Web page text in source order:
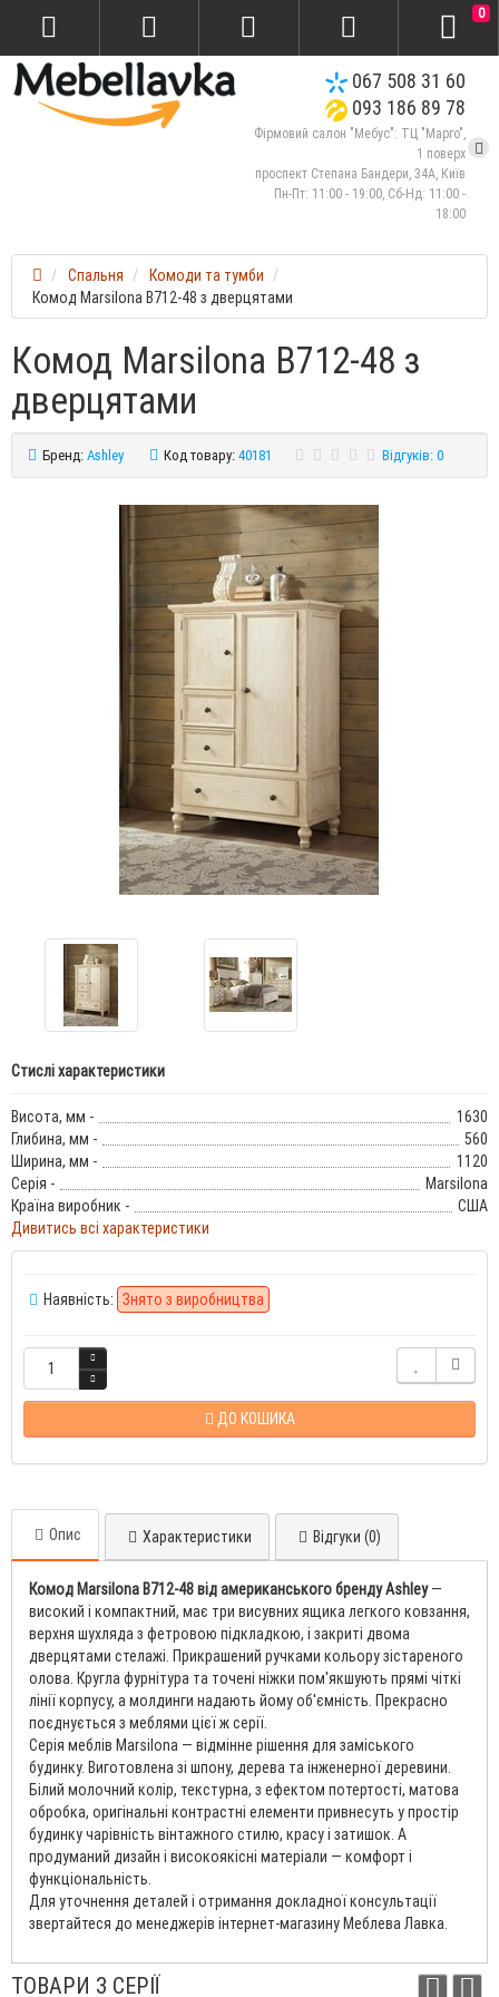
067 508 31 60
093 186 89 78
Фірмовий салон "Мебус": ТЦ "Марго",
1 поверх
проспект Степана Бандери, 34А, Київ
Пн-Пт: 11:00 - 19:00, Сб-Нд: 11:00 -
18:00
0
Спальня
Комоди та тумби
Комод Marsilona B712-48 з дверцятами
Комод Marsilona B712-48 з
дверцятами
Бренд:Ashley Код товару:40181 Відгуків: 0
Стислі характеристики
Висота, мм -
1630
Глибина, мм -
560
Ширина, мм -
1120
Серія -
Marsilona
Країна виробник -
США
Дивитись всі характеристики
Наявність: Знято з виробництва
ДО КОШИКА
Опис Характеристики Відгуки (0)
Комод Marsilona B712-48 від американського бренду Ashley—
високий і компактний, має три висувних ящика легкого ковзання,
верхня шухляда з фетровою підкладкою, і закриті двома
дверцятами стелажі. Прикрашений ручками кольору зістареного
олова. Кругла фурнітура та точені ніжки пом'якшують прямі чіткі
лінії корпусу, а молдинги надають йому об'ємність. Прекрасно
поєднується з меблями цієї ж серії.
Серія меблів Marsilona — відмінне рішення для заміського
будинку. Виготовлена ​​зі шпону, дерева та інженерної деревини.
Білий молочний колір, текстурна, з ефектом потертості, матова
обробка, оригінальні контрастні елементи привнесуть у простір
будинку чарівність вінтажного стилю, красу і затишок. А
продуманий дизайн і високоякісні матеріали — комфорт і
функціональність.
Для уточнення деталей і отримання докладної консультації
звертайтеся до менеджерів інтернет-магазину Меблева Лавка.
ТОВАРИ З СЕРІЇ